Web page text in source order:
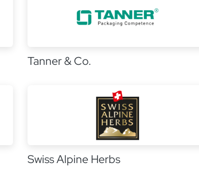
Tanner & Co.
Swiss Alpine Herbs